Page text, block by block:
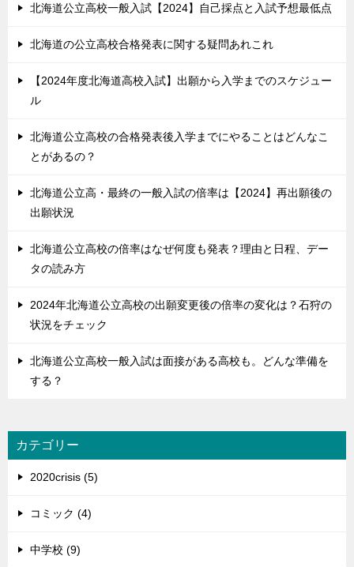
北海道公立高校一般入試【2024】自己採点と入試予想最低点
北海道の公立高校合格発表に関する疑問あれこれ
【2024年度北海道高校入試】出願から入学までのスケジュー
ル
北海道公立高校の合格発表後入学までにやることはどんなこ
とがあるの？
北海道公立高・最終の一般入試の倍率は【2024】再出願後の
出願状況
北海道公立高校の倍率はなぜ何度も発表？理由と日程、デー
タの読み方
2024年北海道公立高校の出願変更後の倍率の変化は？石狩の
状況をチェック
北海道公立高校一般入試は面接がある高校も。どんな準備を
する？
カテゴリー
2020crisis (5)
コミック (4)
中学校 (9)